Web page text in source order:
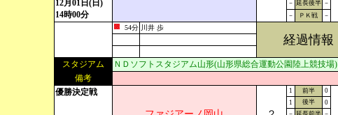
12月01日(日)
14時00分
－ 延長後半 －
－
ＰＫ戦 －
54分 川井 歩
経過情報
スタジアム ＮＤソフトスタジアム山形(山形県総合運動公園陸上競技場)
備考
優勝決定戦
1 前半 0
1 後半
0
－ 延長前半 －